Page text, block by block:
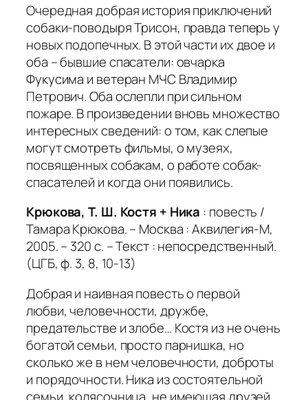
Очередная добрая история приключений
собаки-поводыря Трисон, правда теперь у
новых подопечных. В этой части их двое и
оба – бывшие спасатели: овчарка
Фукусима и ветеран МЧС Владимир
Петрович. Оба ослепли при сильном
пожаре. В произведении вновь множество
интересных сведений: о том, как слепые
могут смотреть фильмы, о музеях,
посвященных собакам, о работе собак-
спасателей и когда они появились.
Крюкова, Т. Ш. Костя + Ника : повесть /
Тамара Крюкова. – Москва : Аквилегия-М,
2005. – 320 с. – Текст : непосредственный.
(ЦГБ, ф. 3, 8, 10-13)
Добрая и наивная повесть о первой
любви, человечности, дружбе,
предательстве и злобе… Костя из не очень
богатой семьи, просто парнишка, но
сколько же в нем человечности, доброты
и порядочности. Ника из состоятельной
семьи, колясочница, не имеющая друзей.